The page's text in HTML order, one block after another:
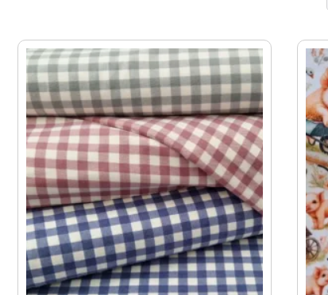
Dit
product
heeft
meerdere
variaties.
Deze
optie
kan
gekozen
worden
op
de
productpagina